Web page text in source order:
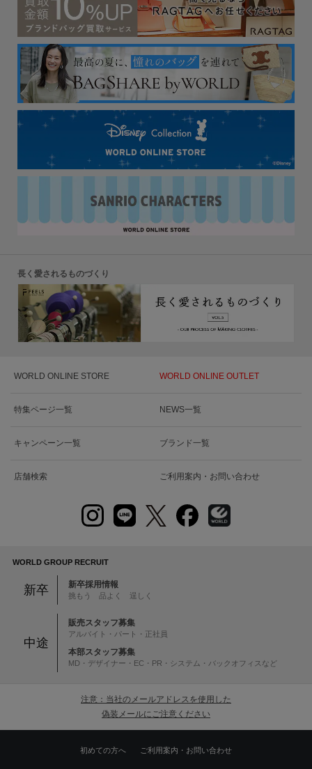
長く愛されるものづくり
WORLD ONLINE STORE WORLD ONLINE OUTLET
特集ページ一覧 NEWS一覧
キャンペーン一覧 ブランド一覧
店舗検索 ご利用案内・お問い合わせ
WORLD GROUP RECRUIT
新卒 新卒採用情報
挑もう 品よく 逞しく
中途
販売スタッフ募集
アルバイト・パート・正社員
本部スタッフ募集
MD・デザイナー・EC・PR・システム・バックオフィスなど
注意：当社のメールアドレスを使用した
偽装メールにご注意ください
初めての方へ ご利用案内・お問い合わせ